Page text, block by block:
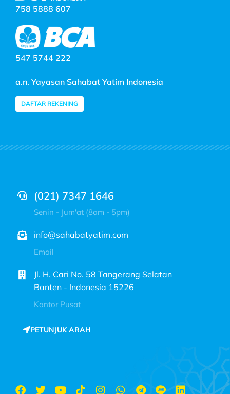
758 5888 607
547 5744 222
a.n. Yayasan Sahabat Yatim Indonesia
DAFTAR REKENING
(021) 7347 1646
Senin - Jum'at (8am - 5pm)
info@sahabatyatim.com
Email
Jl. H. Cari No. 58 Tangerang Selatan
Banten - Indonesia 15226
Kantor Pusat
PETUNJUK ARAH